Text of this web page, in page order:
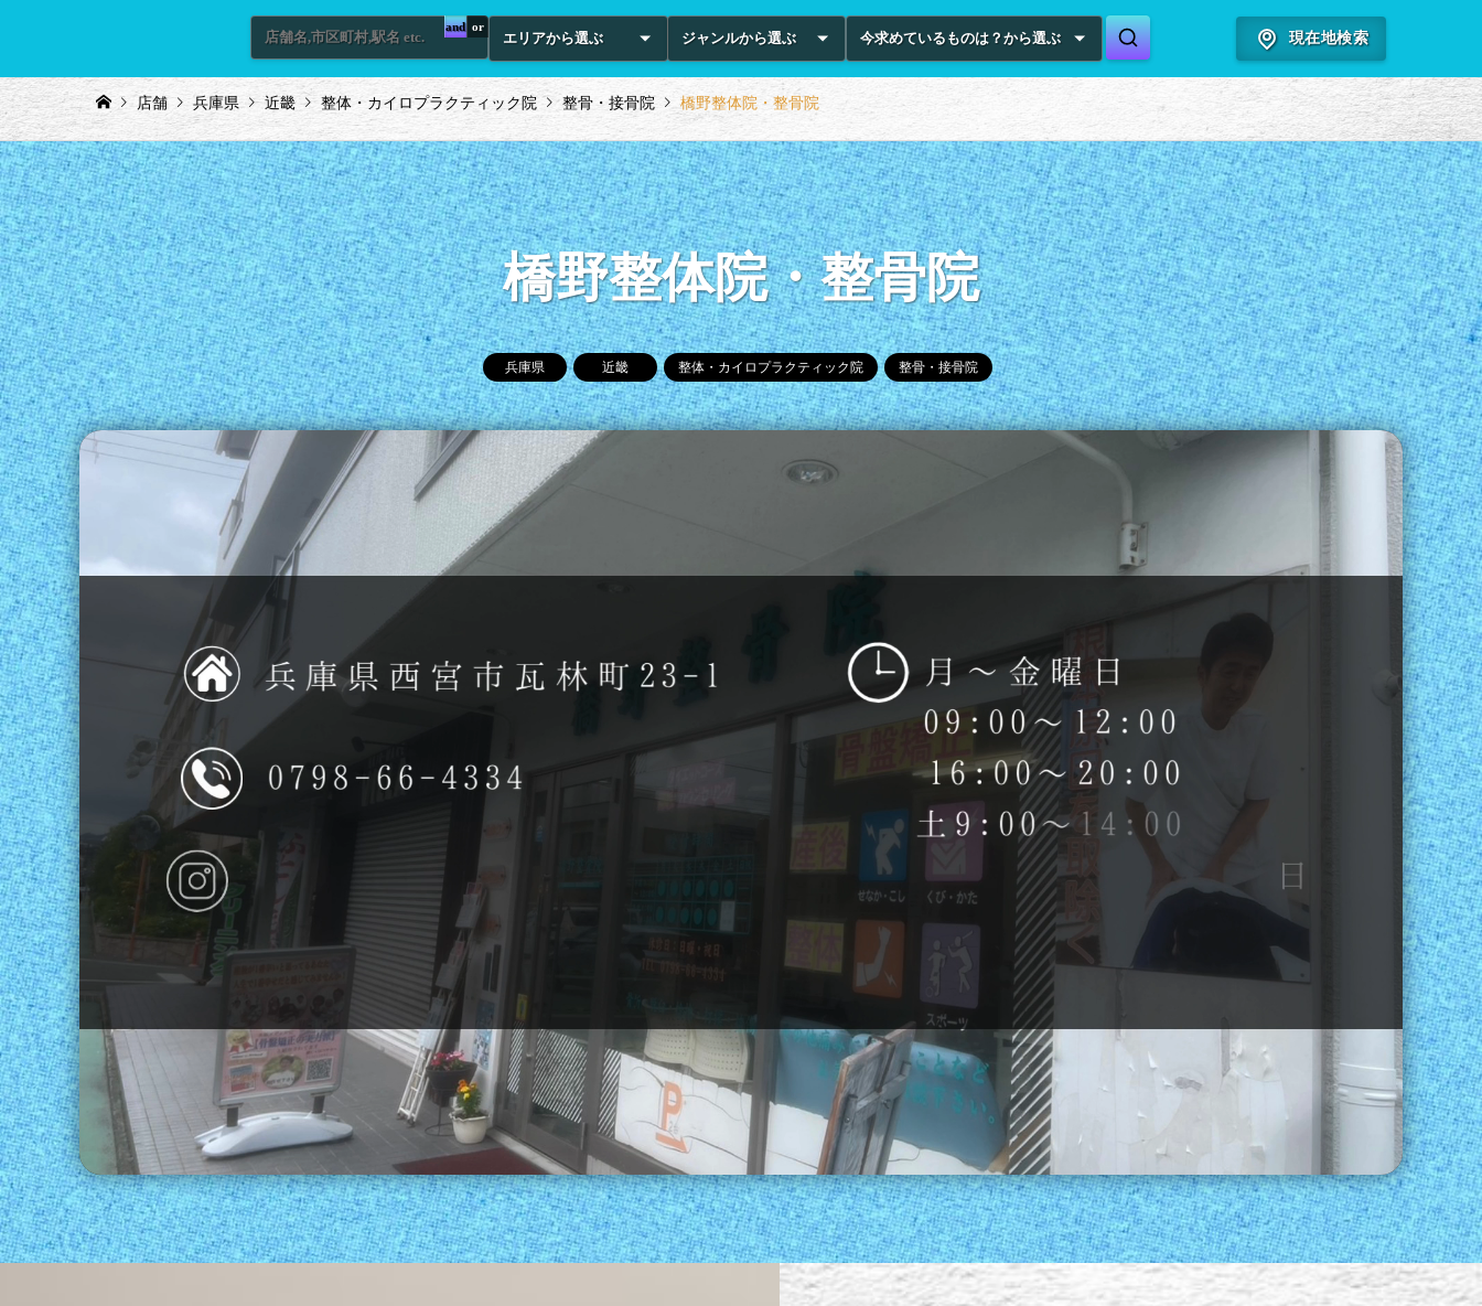
and or
エリアから選ぶ ジャンルから選ぶ 今求めているものは？から選ぶ 現在地検索
店舗 兵庫県 近畿 整体・カイロプラクティック院 整骨・接骨院 橋野整体院・整骨院
橋野整体院・整骨院
兵庫県 近畿 整体・カイロプラクティック院 整骨・接骨院